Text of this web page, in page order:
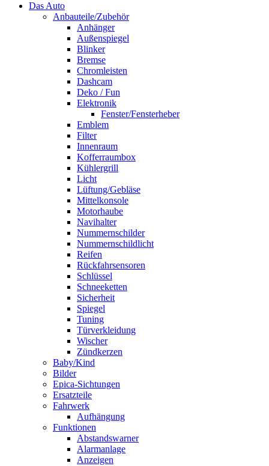
Das Auto
Anbauteile/Zubehör
Anhänger
Außenspiegel
Blinker
Bremse
Chromleisten
Dashcam
Deko / Fun
Elektronik
Fenster/Fensterheber
Emblem
Filter
Innenraum
Kofferraumbox
Kühlergrill
Licht
Lüftung/Gebläse
Mittelkonsole
Motorhaube
Navihalter
Nummernschilder
Nummernschildlicht
Reifen
Rückfahrsensoren
Schlüssel
Schneeketten
Sicherheit
Spiegel
Tuning
Türverkleidung
Wischer
Zündkerzen
Baby/Kind
Bilder
Epica-Sichtungen
Ersatzteile
Fahrwerk
Aufhängung
Funktionen
Abstandswarner
Alarmanlage
Anzeigen